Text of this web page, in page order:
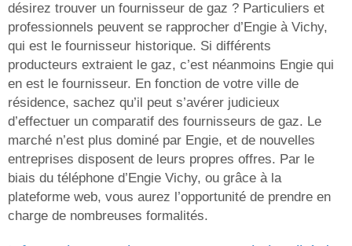
désirez trouver un fournisseur de gaz ? Particuliers et
professionnels peuvent se rapprocher d’Engie à Vichy,
qui est le fournisseur historique. Si différents
producteurs extraient le gaz, c’est néanmoins Engie qui
en est le fournisseur. En fonction de votre ville de
résidence, sachez qu’il peut s’avérer judicieux
d’effectuer un comparatif des fournisseurs de gaz. Le
marché n’est plus dominé par Engie, et de nouvelles
entreprises disposent de leurs propres offres. Par le
biais du téléphone d’Engie Vichy, ou grâce à la
plateforme web, vous aurez l’opportunité de prendre en
charge de nombreuses formalités.